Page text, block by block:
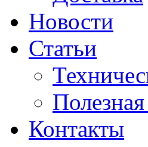
Новости
Статьи
Контакты